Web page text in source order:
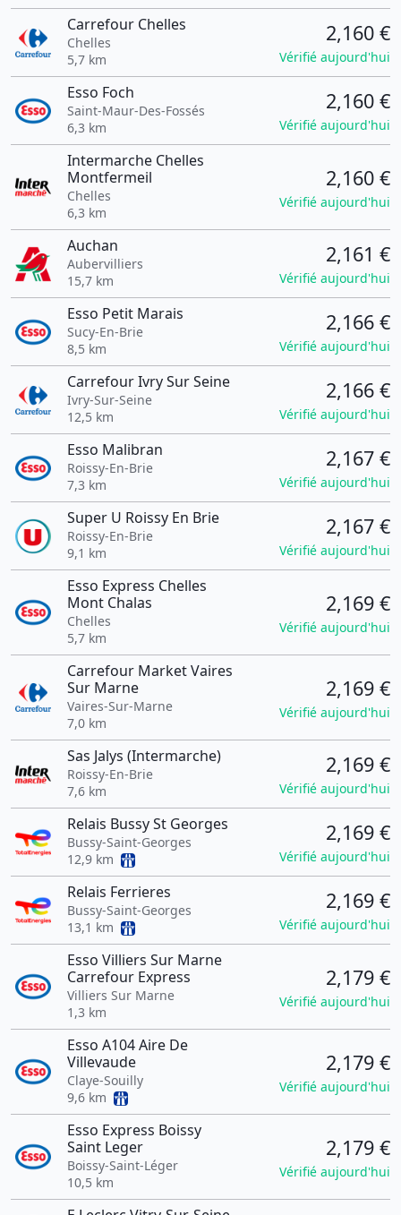
Carrefour Chelles
Chelles
5,7 km
2,160 €
Vérifié aujourd'hui
Esso Foch
Saint-Maur-Des-Fossés
6,3 km
2,160 €
Vérifié aujourd'hui
Intermarche Chelles
Montfermeil
Chelles
6,3 km
2,160 €
Vérifié aujourd'hui
Auchan
Aubervilliers
15,7 km
2,161 €
Vérifié aujourd'hui
Esso Petit Marais
Sucy-En-Brie
8,5 km
2,166 €
Vérifié aujourd'hui
Carrefour Ivry Sur Seine
Ivry-Sur-Seine
12,5 km
2,166 €
Vérifié aujourd'hui
Esso Malibran
Roissy-En-Brie
7,3 km
2,167 €
Vérifié aujourd'hui
Super U Roissy En Brie
Roissy-En-Brie
9,1 km
2,167 €
Vérifié aujourd'hui
Esso Express Chelles
Mont Chalas
Chelles
5,7 km
2,169 €
Vérifié aujourd'hui
Carrefour Market Vaires
Sur Marne
Vaires-Sur-Marne
7,0 km
2,169 €
Vérifié aujourd'hui
Sas Jalys (Intermarche)
Roissy-En-Brie
7,6 km
2,169 €
Vérifié aujourd'hui
Relais Bussy St Georges
Bussy-Saint-Georges
12,9 km
2,169 €
Vérifié aujourd'hui
Relais Ferrieres
Bussy-Saint-Georges
13,1 km
2,169 €
Vérifié aujourd'hui
Esso Villiers Sur Marne
Carrefour Express
Villiers Sur Marne
1,3 km
2,179 €
Vérifié aujourd'hui
Esso A104 Aire De
Villevaude
Claye-Souilly
9,6 km
2,179 €
Vérifié aujourd'hui
Esso Express Boissy
Saint Leger
Boissy-Saint-Léger
10,5 km
2,179 €
Vérifié aujourd'hui